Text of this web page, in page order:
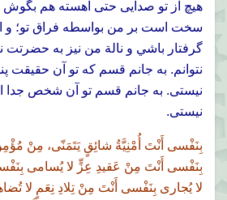
هيچ از تو صدايى حتى آهسته هم بگوش
سخت است بر من بواسطه فراق تو؛ و
گرفتار باشي و نالة من نيز به حضرتت
نتوانم. به جانم قسم كه تو آن حقيقت
نيستى. به جانم قسم تو آن شخص جدا از
نيستى.
بِنَفْسى أَنْتَ أُمْنِيَّةُ شائِقٍ يَتَمَنّى، مِنْ
بِنَفْسى أَنْتَ مِنْ عَقيدِ عِزٍّ لا يُسامى
لا يُجارى بِنَفْسى أَنْتَ مِنْ تِلادِ نِعَمٍ لا